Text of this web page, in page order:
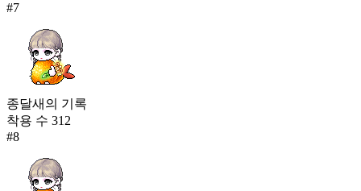
#7
종달새의 기록
착용 수 312
#8